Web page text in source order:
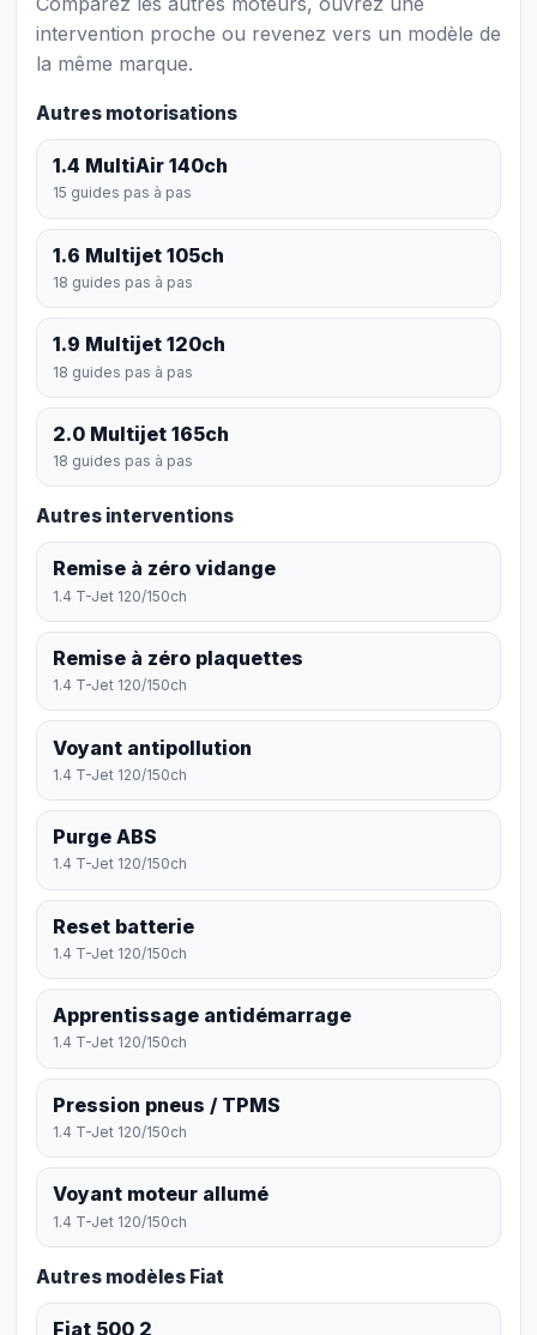
intervention proche ou revenez vers un modèle de
la même marque.
Autres motorisations
1.4 MultiAir 140ch
15 guides pas à pas
1.6 Multijet 105ch
18 guides pas à pas
1.9 Multijet 120ch
18 guides pas à pas
2.0 Multijet 165ch
18 guides pas à pas
Autres interventions
Remise à zéro vidange
1.4 T-Jet 120/150ch
Remise à zéro plaquettes
1.4 T-Jet 120/150ch
Voyant antipollution
1.4 T-Jet 120/150ch
Purge ABS
1.4 T-Jet 120/150ch
Reset batterie
1.4 T-Jet 120/150ch
Apprentissage antidémarrage
1.4 T-Jet 120/150ch
Pression pneus / TPMS
1.4 T-Jet 120/150ch
Voyant moteur allumé
1.4 T-Jet 120/150ch
Autres modèles Fiat
Fiat 500 2